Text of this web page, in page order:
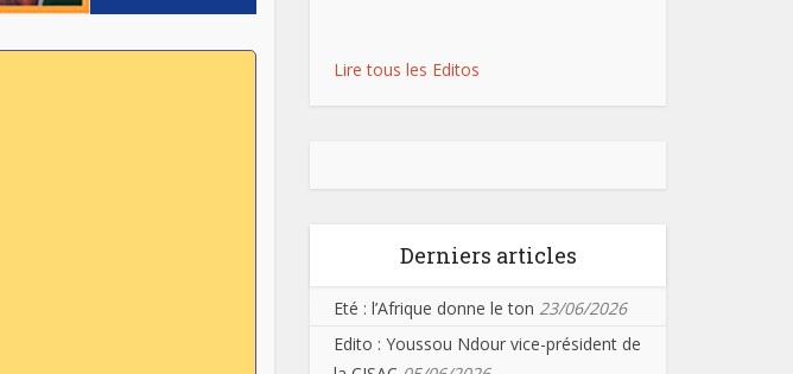
Lire tous les Editos
Derniers articles
Eté : l’Afrique donne le ton 23/06/2026
Edito : Youssou Ndour vice-président de